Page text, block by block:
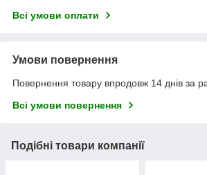
Всі умови оплати
Умови повернення
Повернення товару впродовж 14 днів за
Всі умови повернення
Подібні товари компанії